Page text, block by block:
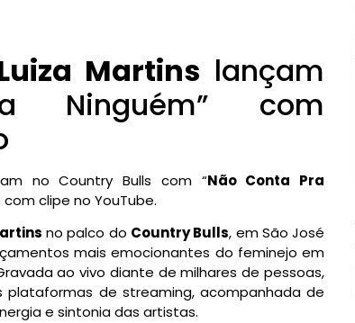
Martins lançam
Ninguém” com
no Country Bulls com “Não Conta Pra
clipe no YouTube.
no palco do Country Bulls, em São José
mais emocionantes do feminejo em
ao vivo diante de milhares de pessoas,
de streaming, acompanhada de
e sintonia das artistas.